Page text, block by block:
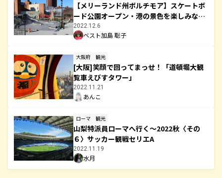
【メリーランド州ボルチモア】スケートボ
ード公園オープン・港の景色を楽しみなが
らスポーツを
2022.12.6
ベスト加島 聡子
大阪府 観光
[大阪]笑顔で回ってまっせ！「道頓堀大観
覧車えびすタワー」
2022.11.21
あんこ
ローマ 観光
山梨特派員ローマへ行く～2022秋〈その
６〉サッカー観戦セリエA
2022.11.19
水月